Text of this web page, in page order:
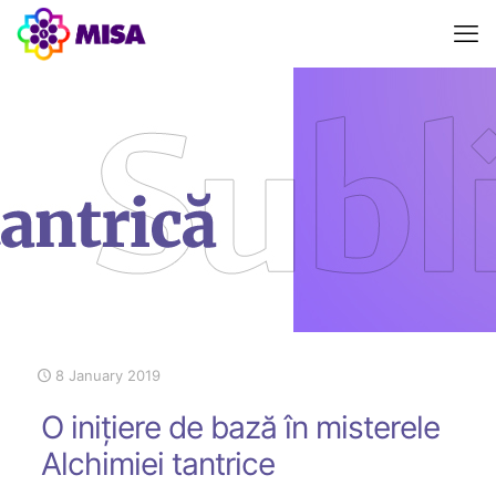
8 January 2019
O inițiere de bază în misterele
Alchimiei tantrice